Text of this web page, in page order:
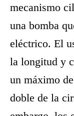
mecanismo
una bomba
eléctrico. El
la longitud y
un máximo
doble de la